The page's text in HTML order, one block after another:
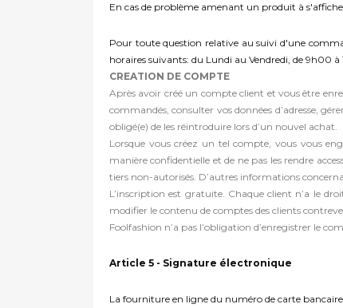
En cas de problème amenant un produit à
Pour toute question relative au suivi d'une
horaires suivants: du Lundi au Vendredi, de 9h00
CREATION DE COMPTE
Après avoir créé un compte client et vous être
commandés, consulter vos données d’adresse,
obligé(e) de les réintroduire lors d’un nouvel achat.
Lorsque vous créez un tel compte, vous vous
manière confidentielle et de ne pas les rendre
tiers non-autorisés. D’autres informations
L’inscription est gratuite. Chaque client n’a le
modifier le contenu de comptes des clients
Foolfashion n’a pas l’obligation d’enregistrer le
Article 5 - Signature électronique
La fourniture en ligne du numéro de carte